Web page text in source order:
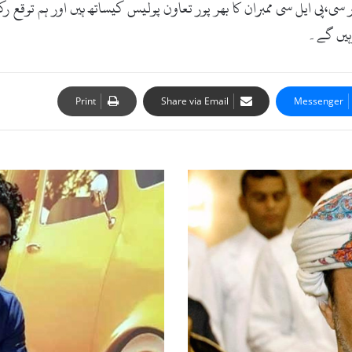
ایل سی ممبران کا بھر پور تعاون پولیس کیساتھ ہیں اور ہم توقع
گے۔
Messenger
Share via Email
Print
ر
و
ی
س
ن
ھ
ک